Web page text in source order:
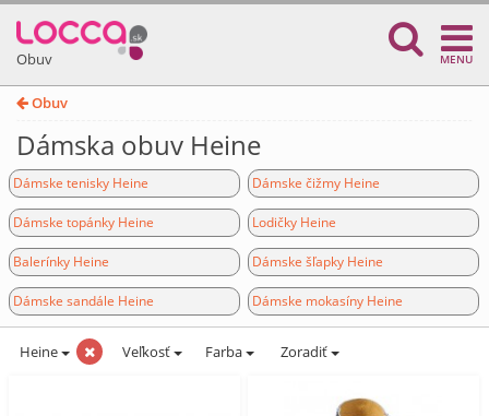
Obuv MENU
Obuv
Dámska obuv Heine
Dámske tenisky Heine Dámske čižmy Heine
Dámske topánky Heine Lodičky Heine
Balerínky Heine Dámske šľapky Heine
Dámske sandále Heine Dámske mokasíny Heine
Heine Veľkosť Farba Zoradiť